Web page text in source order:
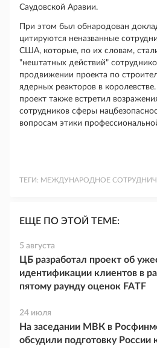
Саудовской Аравии.
При этом был обнародован
цитируются неназванные
США, которые, по их словам,
"нештатных действий"
продвижении проекта по
ядерных реакторов в
проект также встретил
сотрудников сферы
вопросам этики
ТЕГИ: МЕЖДУНАРОДНОЕ
ЕЩЕ ПО ЭТОЙ ТЕМЕ:
5 августа
ЦБ разработал проект об
идентификации клиентов в
пятому раунду оценок FATF
24 июля
На заседании МВК в
обсудили подготовку России